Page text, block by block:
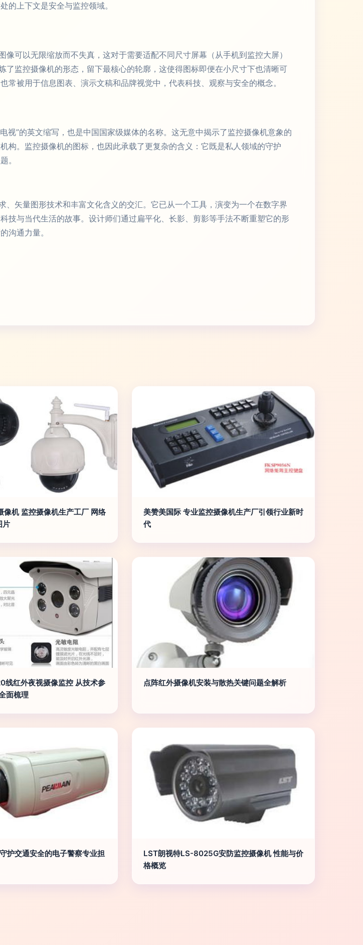
的上下文是安全与监控领域。
可以无限缩放而不失真，这对于需要适配不同尺寸屏幕（从手机到监控大屏）
监控摄像机的形态，留下最核心的轮廓，这使得图标即便在小尺寸下也清晰可
被用于信息图表、演示文稿和品牌视觉中，代表科技、观察与安全的概念。
视”的英文缩写，也是中国国家级媒体的名称。这无意中揭示了监控摄像机意象的
。监控摄像机的图标，也因此承载了更复杂的含义：它既是私人领域的守护
。
、矢量图形技术和丰富文化含义的交汇。它已从一个工具，演变为一个在数字界
技与当代生活的故事。设计师们通过扁平化、长影、剪影等手法不断重塑它的形
沟通力量。
机 监控摄像机生产工厂 网络
片
美赞美国际 专业监控摄像机生产厂引领行业新时
代
线红外夜视摄像监控 从技术参
面梳理
点阵红外摄像机安装与散热关键问题全解析
护交通安全的电子警察专业担
LST朗视特LS-8025G安防监控摄像机 性能与价
格概览